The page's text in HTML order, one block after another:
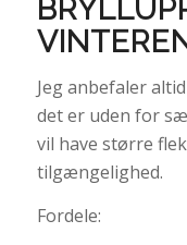
Jeg anbefaler
det er uden for
vil have større
tilgængelighed.
Fordele: